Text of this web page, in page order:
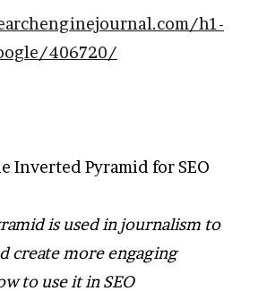
h1-
406720/
Inverted Pyramid for SEO
is used in journalism to
create more engaging
to use it in SEO